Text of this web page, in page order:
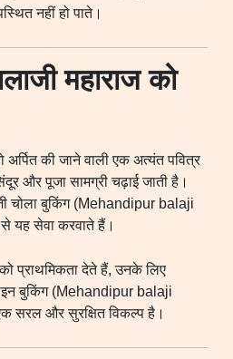
नहीं हो पाते।
महाराज को
अर्पित की जाने वाली एक अत्यंत पवित्र
और पूजा सामग्री चढ़ाई जाती है।
चोला बुकिंग (Mehandipur balaji
यह सेवा करवाते हैं।
प्राथमिकता देते हैं, उनके लिए
बुकिंग (Mehandipur balaji
सरल और सुरक्षित विकल्प है।